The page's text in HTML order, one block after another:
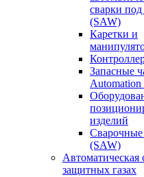
сварки
(SAW)
Каретки и
Запасные
изделий
(SAW)
Автоматическая
защитных газах